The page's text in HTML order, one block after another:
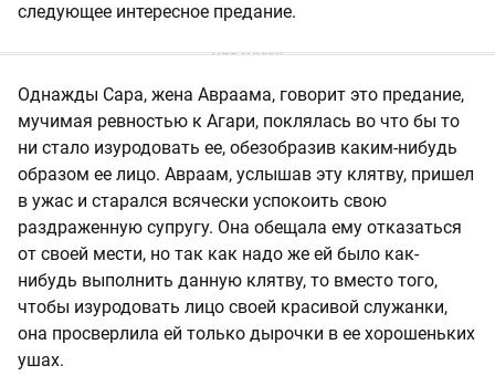
следующее интересное предание.
Однажды Сара, жена Авраама, говорит это предание,
мучимая ревностью к Агари, поклялась во что бы то
ни стало изуродовать ее, обезобразив каким-нибудь
образом ее лицо. Авраам, услышав эту клятву, пришел
в ужас и старался всячески успокоить свою
раздраженную супругу. Она обещала ему отказаться
от своей мести, но так как надо же ей было как-
нибудь выполнить данную клятву, то вместо того,
чтобы изуродовать лицо своей красивой служанки,
она просверлила ей только дырочки в ее хорошеньких
ушах.